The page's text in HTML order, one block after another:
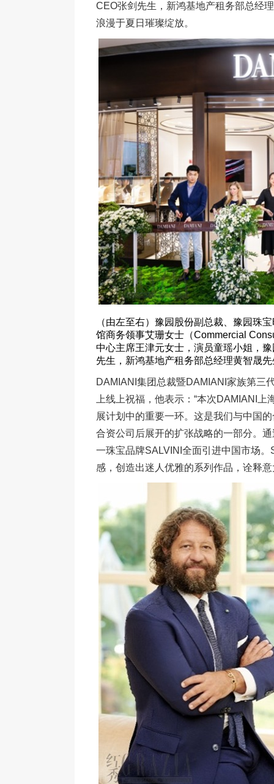
CEO张剑先生，新鸿基地产租务部总经
浪漫于夏日璀璨绽放。
（由左至右）豫园股份副总裁、豫园珠
馆商务领事艾珊女士（Commercial
中心主席王津元女士，演员童瑶小姐，
先生，新鸿基地产租务部总经理黄智晟
DAMIANI集团总裁暨DAMIANI家族第三
上线上祝福，他表示：“本次DAMIANI
展计划中的重要一环。这是我们与中国
合资公司后展开的扩张战略的一部分。
一珠宝品牌SALVINI全面引进中国市场
感，创造出迷人优雅的系列作品，诠释